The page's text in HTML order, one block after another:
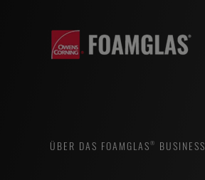
ÜBER DAS FOAMGLAS® BUSINESS